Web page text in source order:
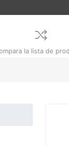
la lista de